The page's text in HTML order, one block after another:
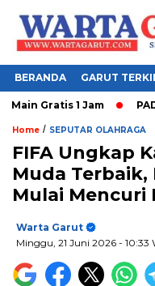
BERANDA GARUT
Gratis 1 Jam PAD
Home / SEPUTAR OLAHRAGA
FIFA Ungkap
Muda Terbaik,
Mulai Mencuri
Warta Garut
Minggu, 21 Juni 2026 - 10:33